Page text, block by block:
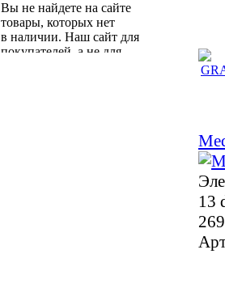
Вы не найдете на сайте
товары, которых нет
в наличии. Наш сайт для
покупателей, а не для
13